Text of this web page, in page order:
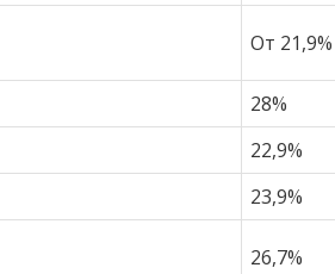
От 21,9%
28%
22,9%
23,9%
26,7%